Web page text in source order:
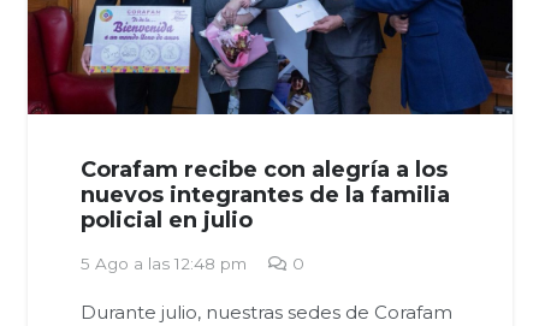
Corafam recibe con alegría a los
nuevos integrantes de la familia
policial en julio
5 Ago a las 12:48 pm 0
Durante julio, nuestras sedes de Corafam